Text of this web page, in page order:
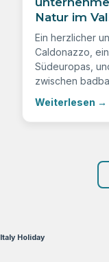
Natur im
Ein herzlicher
Caldonazzo,
Südeuropas,
zwischen
Weiterlesen →
Italy Holiday